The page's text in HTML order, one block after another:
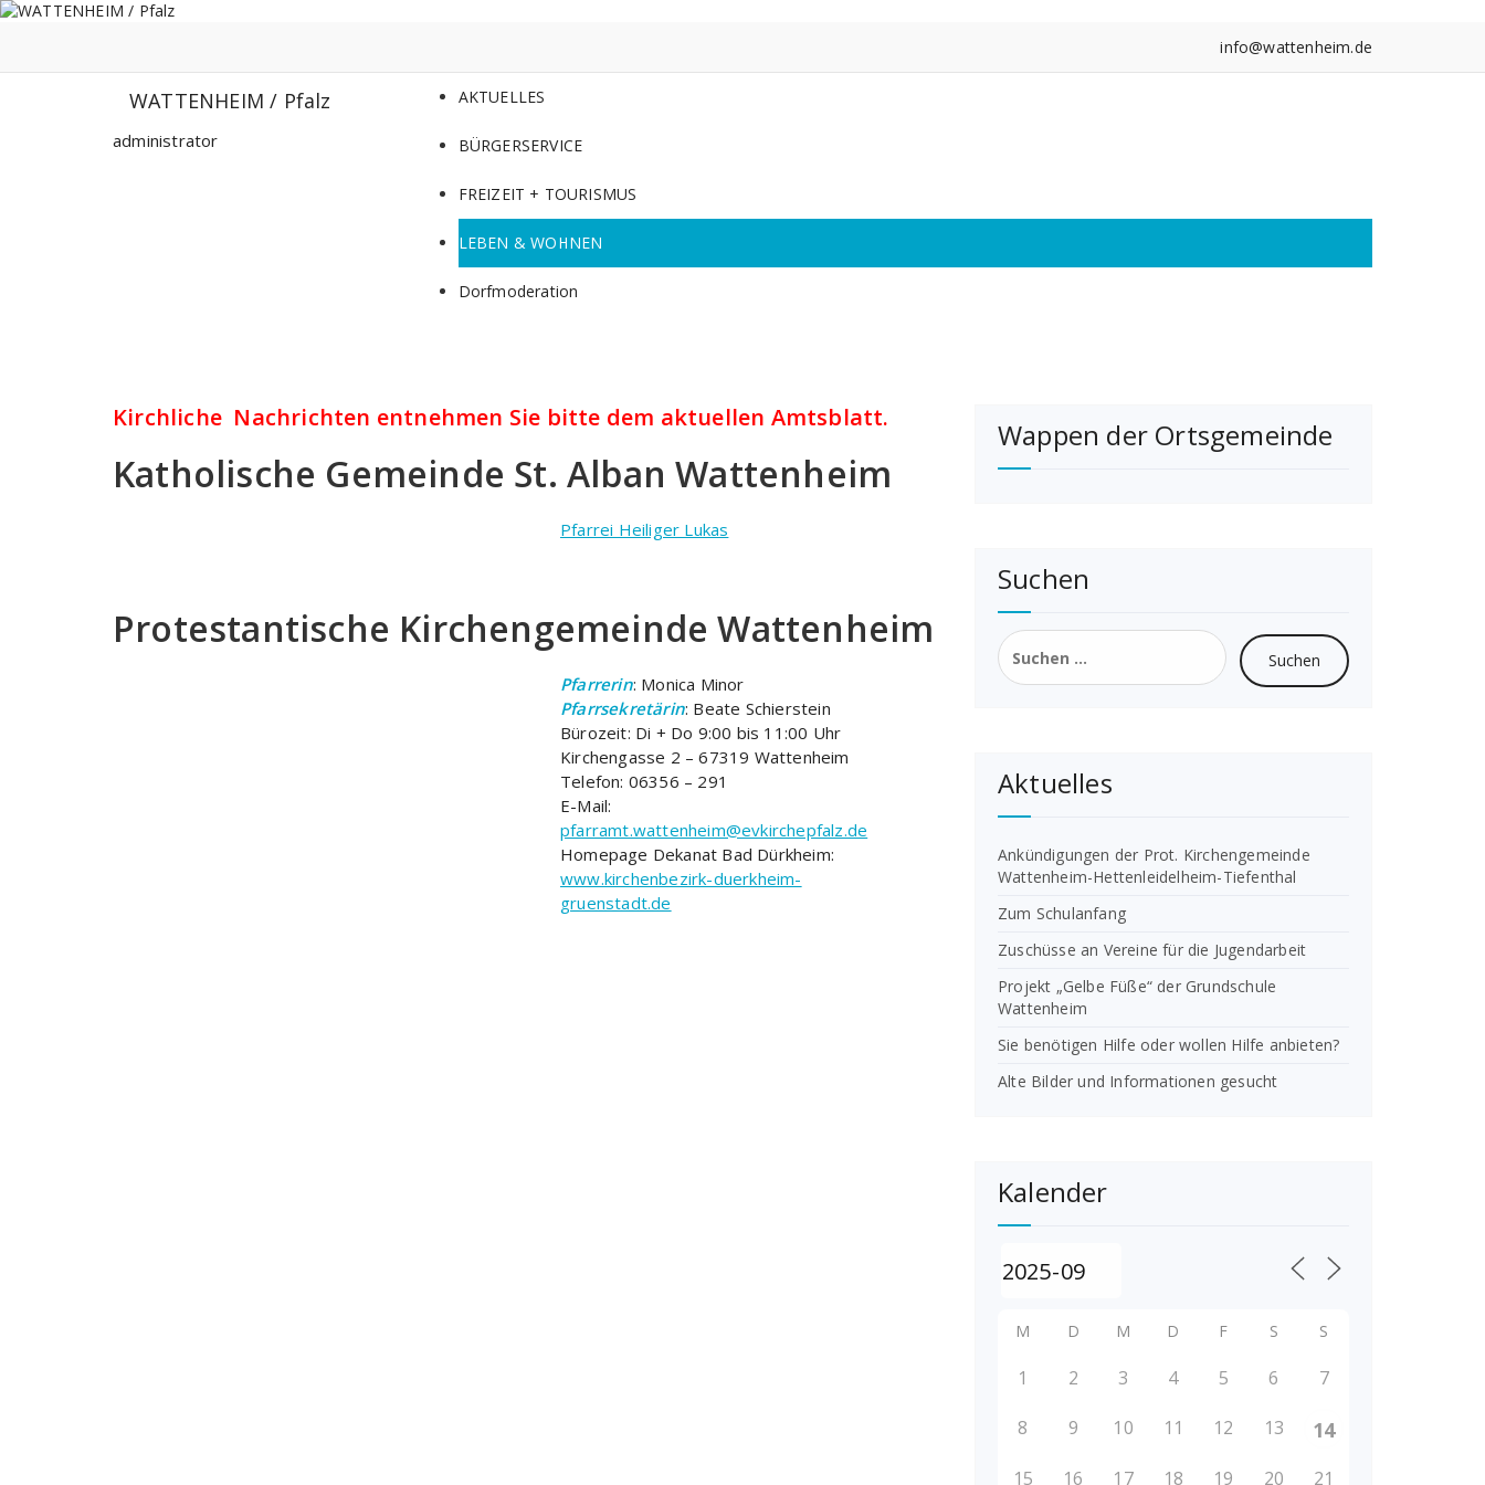
Zum
info@wattenheim.de
WATTENHEIM / Pfalz
administrator
AKTUELLES
BÜRGERSERVICE
FREIZEIT + TOURISMUS
LEBEN & WOHNEN
Dorfmoderation
Kirchliche Nachrichten entnehmen Sie bitte dem aktuellen Amtsblatt.
Katholische Gemeinde St. Alban Wattenheim
Pfarrei Heiliger Lukas
Protestantische Kirchengemeinde Wattenheim
Pfarrerin: Monica Minor
Pfarrsekretärin: Beate Schierstein
Bürozeit: Di + Do 9:00 bis 11:00 Uhr
Kirchengasse 2 – 67319 Wattenheim
Telefon: 06356 – 291
E-Mail:
pfarramt.wattenheim@evkirchepfalz.de
Homepage Dekanat Bad Dürkheim:
www.kirchenbezirk-duerkheim-
gruenstadt.de
Wappen der Ortsgemeinde
Suchen
Suchen
nach:
Aktuelles
Ankündigungen der Prot. Kirchengemeinde
Wattenheim-Hettenleidelheim-Tiefenthal
Zum Schulanfang
Zuschüsse an Vereine für die Jugendarbeit
Projekt „Gelbe Füße“ der Grundschule
Wattenheim
Sie benötigen Hilfe oder wollen Hilfe anbieten?
Alte Bilder und Informationen gesucht
Kalender
M D M D F S S
1 2 3 4 5 6 7
8 9 10 11 12 13 14
15 16 17 18 19 20 21